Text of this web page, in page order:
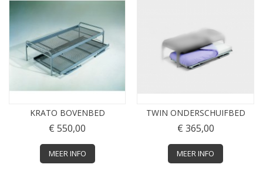
KRATO BOVENBED
€ 550,00
MEER INFO
TWIN ONDERSCHUIFBED
€ 365,00
MEER INFO